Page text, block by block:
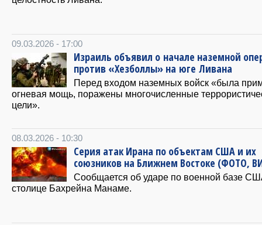
09.03.2026 - 17:00
Израиль объявил о начале наземной
против «Хезболлы» на юге Ливана
Перед входом наземных войск «была
огневая мощь, поражены многочисленные
цели».
08.03.2026 - 10:30
Серия атак Ирана по объектам США и их
союзников на Ближнем Востоке (ФОТО,
Сообщается об ударе по военной базе
столице Бахрейна Манаме.